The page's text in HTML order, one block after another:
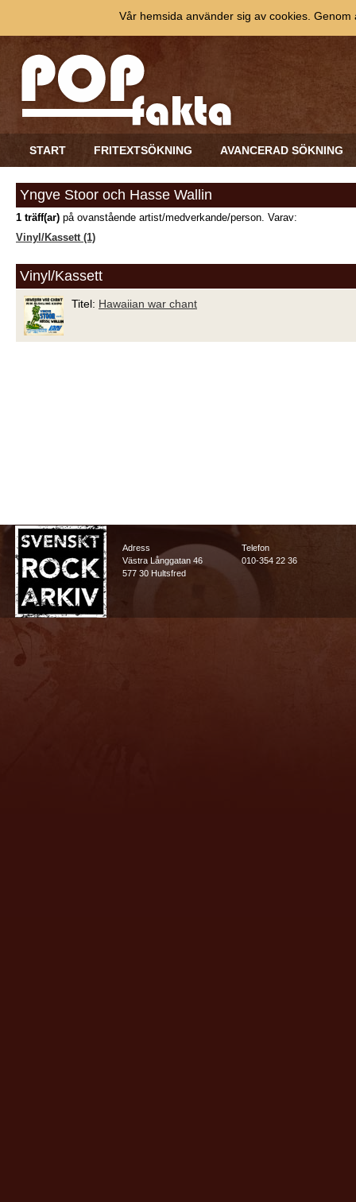
START FRITEXTSÖKNING AVANCERAD SÖKNING
Yngve Stoor och Hasse Wallin
1 träff(ar) på ovanstående artist/medverkande/person. Varav:
Vinyl/Kassett (1)
Vinyl/Kassett
Titel: Hawaiian war chant
Adress
Västra Långgatan 46
577 30 Hultsfred
Telefon
010-354 22 36
Vår hemsida använder sig av cookies.